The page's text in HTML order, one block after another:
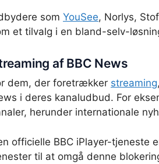
som YouSee, Norlys,
et tilvalg i en bland-selv-
af BBC News
dem, der foretrækker streaming
i deres kanaludbud. For
herunder internationale
officielle BBC iPlayer-tjeneste
til at omgå denne